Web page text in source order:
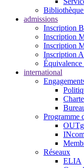
admissions
Inscription
Inscription
Inscription
Inscription
international
Charte
Programme
Réseaux
ELIA